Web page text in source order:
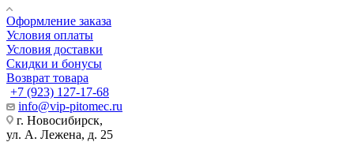
Оформление заказа
Условия оплаты
Условия доставки
Скидки и бонусы
Возврат товара
+7 (923) 127-17-68
info@vip-pitomec.ru
г. Новосибирск,
ул. А. Лежена, д. 25